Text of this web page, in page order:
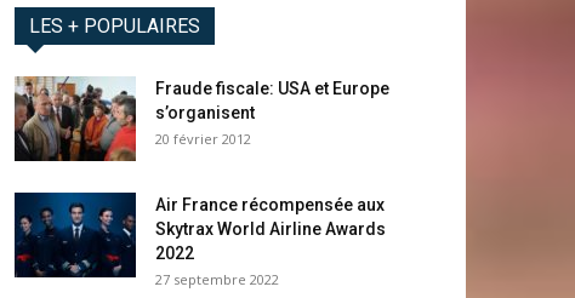
LES + POPULAIRES
Fraude fiscale: USA et Europe
s’organisent
20 février 2012
Air France récompensée aux
Skytrax World Airline Awards
2022
27 septembre 2022